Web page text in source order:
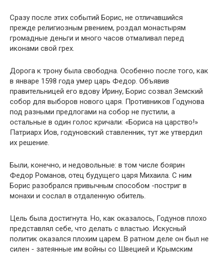
Сразу после этих событий Борис, не отличавшийся
прежде религиозным рвением, роздал монастырям
громадные деньги и много часов отмаливал перед
иконами свой грех.
Дорога к трону была свободна. Особенно после того, как
в январе 1598 года умер царь Федор. Объявив
правительницей его вдову Ирину, Борис созвал Земский
собор для выборов нового царя. Противников Годунова
под разными предлогами на собор не пустили, а
остальные в один голос кричали: «Бориса на царство!»
Патриарх Иов, годуновский ставленник, тут же утвердил
их решение.
Были, конечно, и недовольные: в том числе боярин
Федор Романов, отец будущего царя Михаила. С ним
Борис разобрался привычным способом -постриг в
монахи и сослал в отдаленную обитель.
Цель была достигнута. Но, как оказалось, Годунов плохо
представлял себе, что делать с властью. Искусный
политик оказался плохим царем. В ратном деле он был не
силен - затеянные им войны со Швецией и Крымским